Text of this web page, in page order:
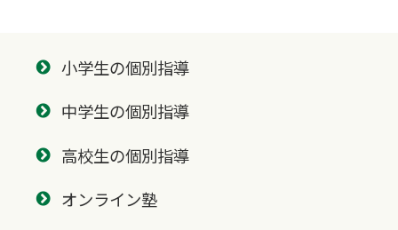
小学生の個別指導
中学生の個別指導
高校生の個別指導
オンライン塾